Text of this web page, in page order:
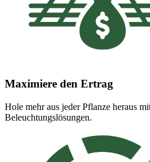
Maximiere den Ertrag
Hole mehr aus jeder Pflanze heraus
Beleuchtungslösungen.